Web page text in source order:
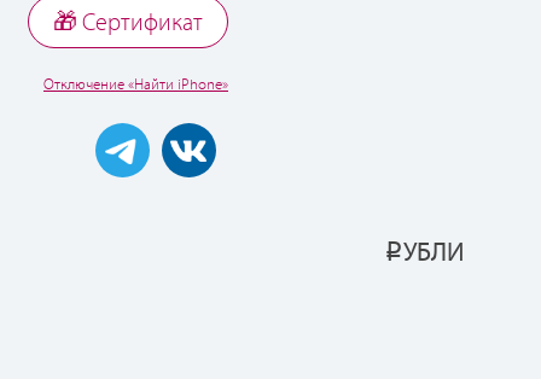
🎁 Cертификат
Отключение «Найти iPhone»
РУБЛИ